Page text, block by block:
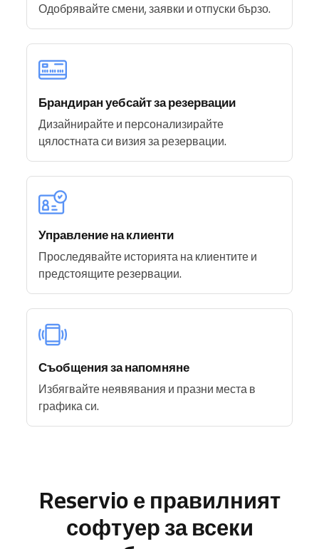
Одобрявайте смени, заявки и отпуски бързо.
Брандиран уебсайт за резервации
Дизайнирайте и персонализирайте
цялостната си визия за резервации.
Управление на клиенти
Проследявайте историята на клиентите и
предстоящите резервации.
Съобщения за напомняне
Избягвайте неявявания и празни места в
графика си.
Reservio е правилният
софтуер за всеки